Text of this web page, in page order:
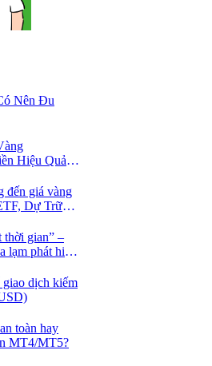
Nên Đu
Hiệu Quả
đến giá vàng
Dự Trữ
thời gian” –
lạm phát hiệu
dịch kiếm
toàn hay
MT4/MT5?